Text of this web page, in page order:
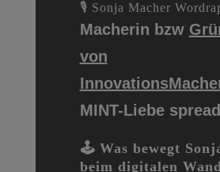
🎙 Sonja Macher
Macherin bzw
von
MINT-Liebe
🕹 Was bewegt
beim digitalen